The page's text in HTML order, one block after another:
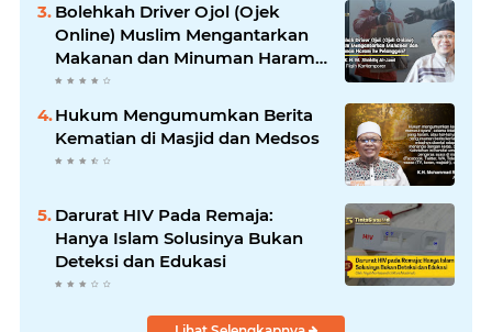
Bolehkah Driver Ojol (Ojek
Online) Muslim Mengantarkan
Makanan dan Minuman Haram
ke Pelanggan?
Hukum Mengumumkan Berita
Kematian di Masjid dan Medsos
Darurat HIV Pada Remaja:
Hanya Islam Solusinya Bukan
Deteksi dan Edukasi